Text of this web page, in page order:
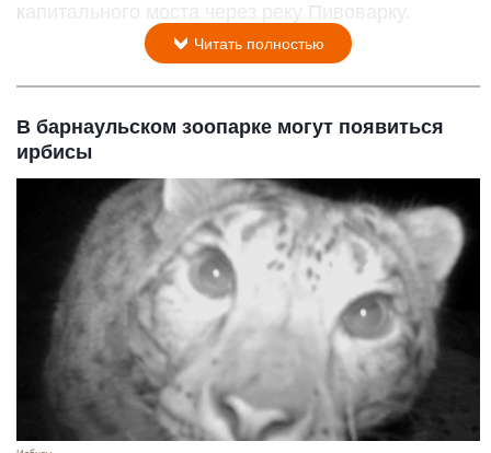
капитального моста через реку Пивоварку.
Читать полностью
В барнаульском зоопарке могут появиться
ирбисы